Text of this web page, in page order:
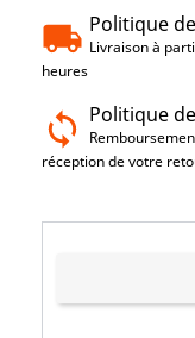
Politique
Livraison à
heures
Politique
réception de votre